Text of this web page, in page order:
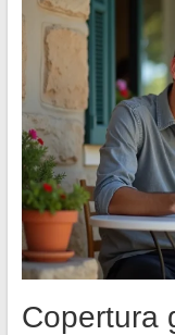
Copertura